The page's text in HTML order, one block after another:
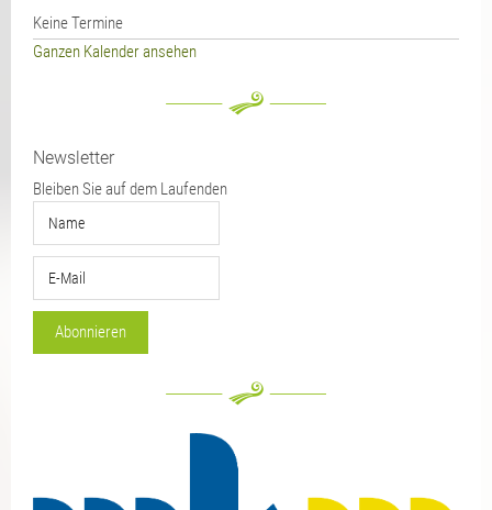
Keine Termine
Ganzen Kalender ansehen
Newsletter
Bleiben Sie auf dem Laufenden